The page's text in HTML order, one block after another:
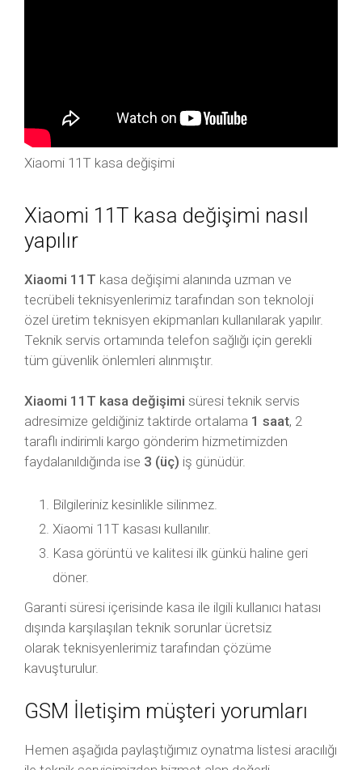
Xiaomi 11T kasa değişimi
Xiaomi 11T kasa değişimi nasıl
yapılır
Xiaomi 11T kasa değişimi alanında uzman ve
tecrübeli teknisyenlerimiz tarafından son teknoloji
özel üretim teknisyen ekipmanları kullanılarak yapılır.
Teknik servis ortamında telefon sağlığı için gerekli
tüm güvenlik önlemleri alınmıştır.
Xiaomi 11T kasa değişimi süresi teknik servis
adresimize geldiğiniz taktirde ortalama 1 saat, 2
taraflı indirimli kargo gönderim hizmetimizden
faydalanıldığında ise 3 (üç) iş günüdür.
Bilgileriniz kesinlikle silinmez.
Xiaomi 11T kasası kullanılır.
Kasa görüntü ve kalitesi ilk günkü haline geri
döner.
Garanti süresi içerisinde kasa ile ilgili kullanıcı hatası
dışında karşılaşılan teknik sorunlar ücretsiz
olarak teknisyenlerimiz tarafından çözüme
kavuşturulur.
GSM İletişim müşteri yorumları
Hemen aşağıda paylaştığımız oynatma listesi aracılığı